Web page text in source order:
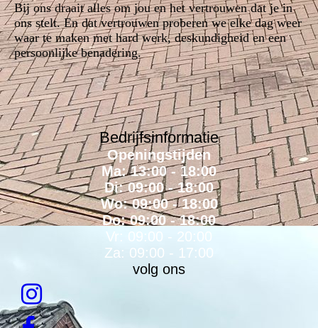
Bij ons draait alles om jou en het vertrouwen dat je in
ons stelt. En dat vertrouwen proberen we elke dag weer
waar te maken met hard werk, deskundigheid en een
persoonlijke benadering.
Bedrijfsinformatie
Openingstijden
Ma: 13:00 - 18:00
Di: 09:00 - 18:00
Wo: 09:00 - 18:00
Do: 09:00 - 18:00
Vr: 09:00 - 20:00
Za: 09:00 - 17:00
volg ons